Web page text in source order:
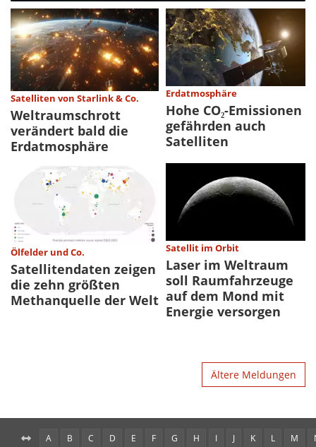
Satelliten von Starlink & Co.
Weltraumschrott
verändert bald die
Erdatmosphäre
Erdatmosphäre
Hohe CO₂-Emissionen
gefährden auch
Satelliten
Ölfelder und Co.
Satellitendaten zeigen
die zehn größten
Methanquelle der Welt
Satellit im Orbit
Laser im Weltraum
soll Raumfahrzeuge
auf dem Mond mit
Energie versorgen
Ältere Meldungen
A B C D E F G H I J K L M